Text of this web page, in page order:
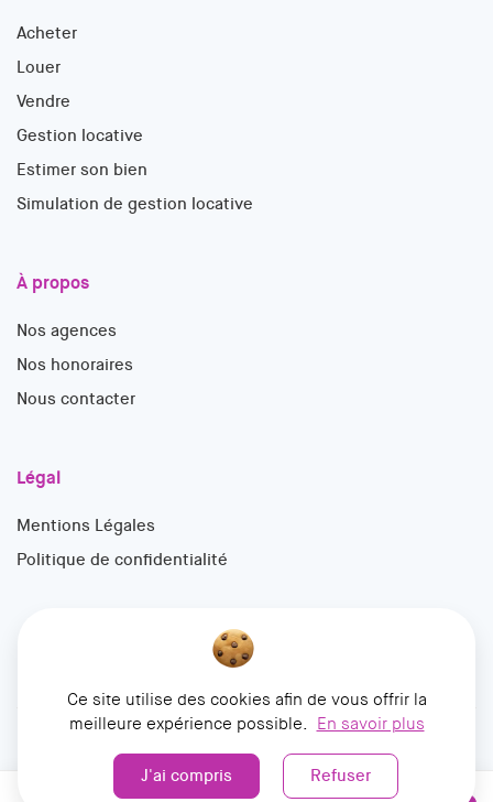
Acheter
Louer
Vendre
Gestion locative
Estimer son bien
Simulation de gestion locative
À propos
Nos agences
Nos honoraires
Nous contacter
Légal
Mentions Légales
Politique de confidentialité
© 2026 François Mathieu Immobilier. Tous droits réservés
Conception Dizajner
Ce site utilise des cookies afin de vous offrir la
meilleure expérience possible. En savoir plus
J'ai compris Refuser